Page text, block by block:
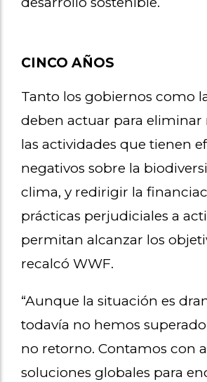
CINCO AÑOS
Tanto los gobiernos como
deben actuar para
las actividades que tienen
negativos sobre la
clima, y redirigir la
prácticas perjudiciales a
permitan alcanzar los
recalcó WWF.
“Aunque la situación es
todavía no hemos
no retorno. Contamos con
soluciones globales para